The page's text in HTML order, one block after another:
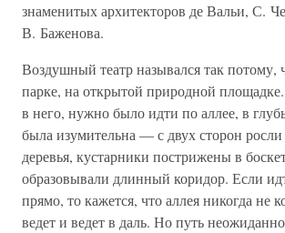
знаменитых архитекторов де Вальи, С.
В. Баженова.
Воздушный театр назывался так потому,
парке, на открытой природной
в него, нужно было идти по аллее, в
была изумительна — с двух сторон
деревья, кустарники пострижены в
образовывали длинный коридор. Если
прямо, то кажется, что аллея никогда не
ведет и ведет в даль. Но путь